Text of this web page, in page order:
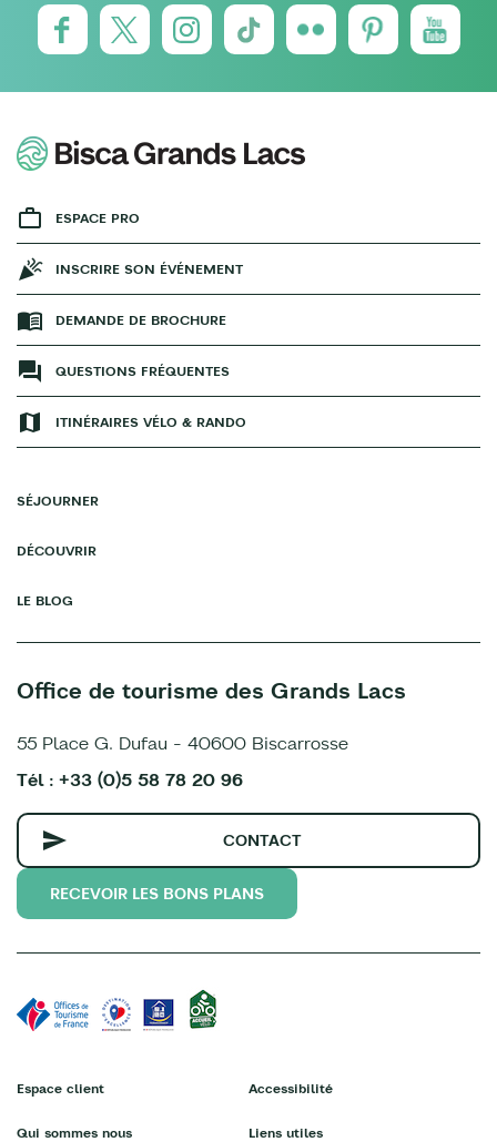
ESPACE PRO
INSCRIRE SON ÉVÉNEMENT
DEMANDE DE BROCHURE
QUESTIONS FRÉQUENTES
ITINÉRAIRES VÉLO & RANDO
SÉJOURNER
DÉCOUVRIR
LE BLOG
Office de tourisme des Grands Lacs
55 Place G. Dufau - 40600 Biscarrosse
Tél : +33 (0)5 58 78 20 96
CONTACT
RECEVOIR LES BONS PLANS
Espace client
Qui sommes nous
Accessibilité
Liens utiles